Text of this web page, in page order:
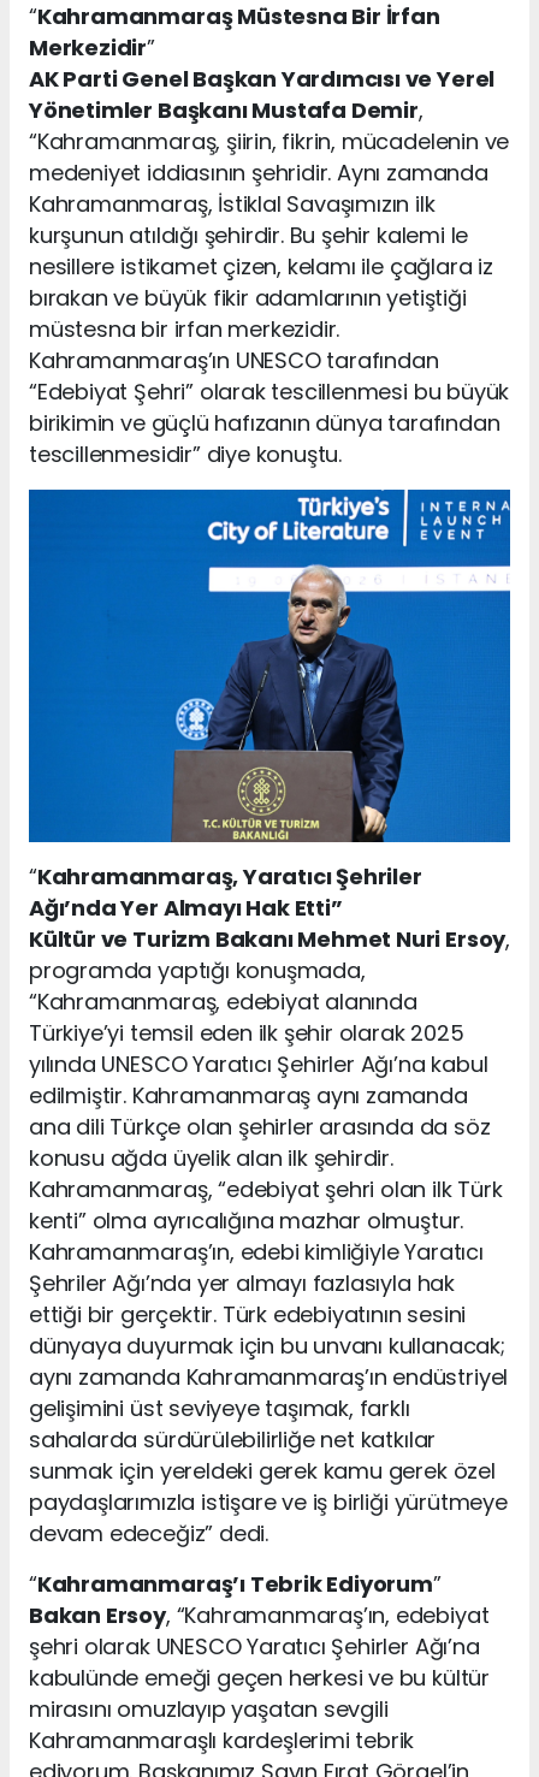
“Kahramanmaraş Müstesna Bir İrfan
Merkezidir”
AK Parti Genel Başkan Yardımcısı ve Yerel
Yönetimler Başkanı Mustafa Demir,
“Kahramanmaraş, şiirin, fikrin, mücadelenin ve
medeniyet iddiasının şehridir. Aynı zamanda
Kahramanmaraş, İstiklal Savaşımızın ilk
kurşunun atıldığı şehirdir. Bu şehir kalemi le
nesillere istikamet çizen, kelamı ile çağlara iz
bırakan ve büyük fikir adamlarının yetiştiği
müstesna bir irfan merkezidir.
Kahramanmaraş’ın UNESCO tarafından
“Edebiyat Şehri” olarak tescillenmesi bu büyük
birikimin ve güçlü hafızanın dünya tarafından
tescillenmesidir” diye konuştu.
“Kahramanmaraş, Yaratıcı Şehriler
Ağı’nda Yer Almayı Hak Etti”
Kültür ve Turizm Bakanı Mehmet Nuri Ersoy,
programda yaptığı konuşmada,
“Kahramanmaraş, edebiyat alanında
Türkiye’yi temsil eden ilk şehir olarak 2025
yılında UNESCO Yaratıcı Şehirler Ağı’na kabul
edilmiştir. Kahramanmaraş aynı zamanda
ana dili Türkçe olan şehirler arasında da söz
konusu ağda üyelik alan ilk şehirdir.
Kahramanmaraş, “edebiyat şehri olan ilk Türk
kenti” olma ayrıcalığına mazhar olmuştur.
Kahramanmaraş’ın, edebi kimliğiyle Yaratıcı
Şehriler Ağı’nda yer almayı fazlasıyla hak
ettiği bir gerçektir. Türk edebiyatının sesini
dünyaya duyurmak için bu unvanı kullanacak;
aynı zamanda Kahramanmaraş’ın endüstriyel
gelişimini üst seviyeye taşımak, farklı
sahalarda sürdürülebilirliğe net katkılar
sunmak için yereldeki gerek kamu gerek özel
paydaşlarımızla istişare ve iş birliği yürütmeye
devam edeceğiz” dedi.
“Kahramanmaraş’ı Tebrik Ediyorum”
Bakan Ersoy, “Kahramanmaraş’ın, edebiyat
şehri olarak UNESCO Yaratıcı Şehirler Ağı’na
kabulünde emeği geçen herkesi ve bu kültür
mirasını omuzlayıp yaşatan sevgili
Kahramanmaraşlı kardeşlerimi tebrik